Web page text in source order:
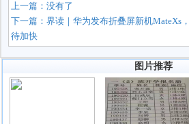
上一篇：没有了
下一篇：界读｜华为发布折叠屏新机MateXs
待加快
图片推荐